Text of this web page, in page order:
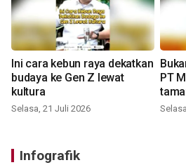
Ini cara kebun raya dekatkan
budaya ke Gen Z lewat
kultura
Selasa, 21 Juli 2026
PT
Infografik